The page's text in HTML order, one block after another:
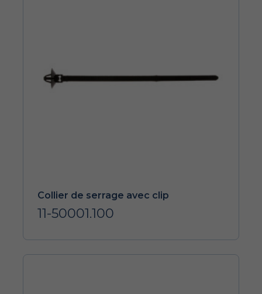
Collier de serrage avec clip
11-50001.100